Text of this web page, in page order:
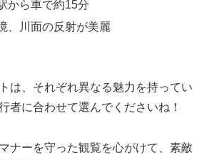
から車で約15分
、川面の反射が美麗
は、それぞれ異なる魅力を持ってい
者に合わせて選んでくださいね！
ナーを守った観覧を心がけて、素敵